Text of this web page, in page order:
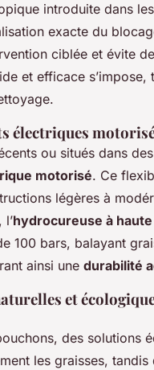
introduite dans
exacte du
ciblée et évite
et efficace s’impose,
électriques
ou situés dans
motorisé. Ce
légères à
l’hydrocureuse à
100 bars, balayant
ainsi une durabilité
et
des solutions
les graisses, tandis